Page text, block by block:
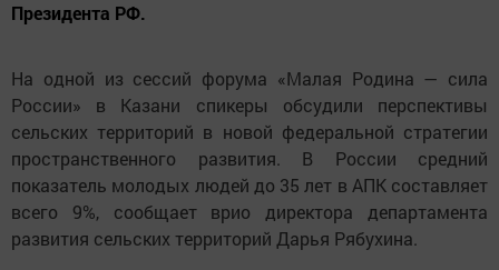
Президента РФ.
На одной из сессий форума «Малая Родина — сила
России» в Казани спикеры обсудили перспективы
сельских территорий в новой федеральной стратегии
пространственного развития. В России средний
показатель молодых людей до 35 лет в АПК составляет
всего 9%, сообщает врио директора департамента
развития сельских территорий Дарья Рябухина.